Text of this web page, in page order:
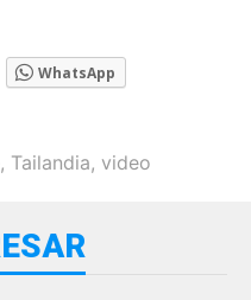
WhatsApp
, Tailandia, video